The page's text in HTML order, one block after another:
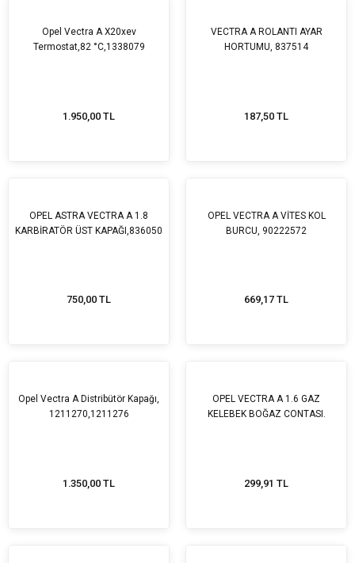
Opel Vectra A X20xev
Termostat,82 °C,1338079
1.950,00 TL
VECTRA A ROLANTI AYAR
HORTUMU, 837514
187,50 TL
OPEL ASTRA VECTRA A 1.8
KARBİRATÖR ÜST KAPAĞI,836050
750,00 TL
OPEL VECTRA A VİTES KOL
BURCU, 90222572
669,17 TL
Opel Vectra A Distribütör Kapağı,
1211270,1211276
1.350,00 TL
OPEL VECTRA A 1.6 GAZ
KELEBEK BOĞAZ CONTASI.
299,91 TL